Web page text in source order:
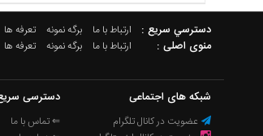
دسترسي سريع : ارتباط با ما برگه نمونه تعرفه ها
منوی اصلی : ارتباط با ما برگه نمونه تعرفه ها
شبکه های اجتماعی
عضویت در کانال تلگرام
دسترسی
⇐ تماس با ما